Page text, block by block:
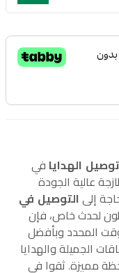
الهدايا في
عالية الجودة
إلى التوصيل في
لحدث خاص، فإن
المحدد وبأفضل
الجميلة والهدايا
مميزة. ثقوا في